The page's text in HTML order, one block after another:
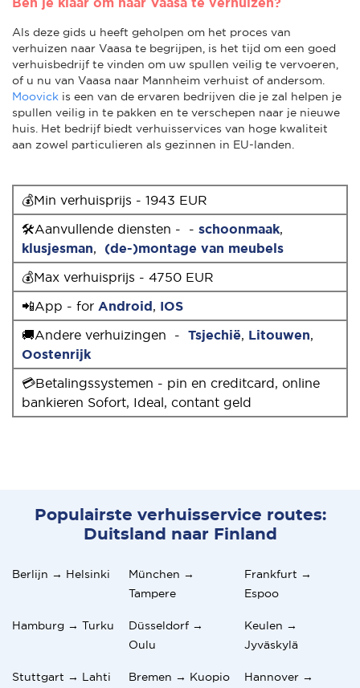
Als deze gids u heeft geholpen om het proces van
verhuizen naar Vaasa te begrijpen, is het tijd om een goed
verhuisbedrijf te vinden om uw spullen veilig te vervoeren,
of u nu van Vaasa naar Mannheim verhuist of andersom.
Moovick is een van de ervaren bedrijven die je zal helpen je
spullen veilig in te pakken en te verschepen naar je nieuwe
huis. Het bedrijf biedt verhuisservices van hoge kwaliteit
aan zowel particulieren als gezinnen in EU-landen.
💰Min verhuisprijs - 1943 EUR
🛠Aanvullende diensten - - schoonmaak,
klusjesman,
(de-)montage van meubels
💰Max verhuisprijs - 4750 EUR
📲App - for Android, IOS
🚚Andere verhuizingen -
Tsjechië, Litouwen,
Oostenrijk
💳Betalingssystemen - pin en creditcard, online
bankieren Sofort, Ideal, contant geld
Populairste verhuisservice routes:
Duitsland naar Finland
Berlijn → Helsinki
München →
Tampere
Frankfurt →
Espoo
Hamburg → Turku
Düsseldorf →
Oulu
Keulen →
Jyväskylä
Stuttgart → Lahti Bremen → Kuopio
Hannover →